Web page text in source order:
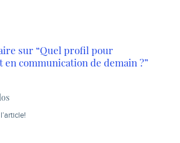
sur “Quel profil pour
en communication de demain ?”